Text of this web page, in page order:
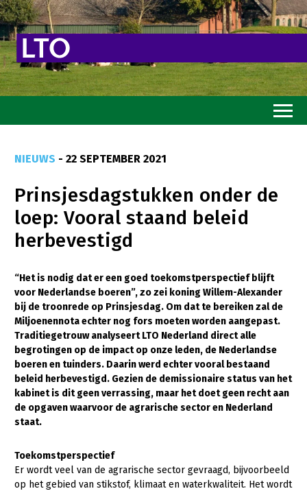
Goed eten
Mooi groen
Sterk ondernemerschap
Transitiepaden
Thema’s
Gezonde planten
Gezonde dieren
Natuur, klimaat en energie
Bodem en water
Mens, ondernemerschap en onderwijs
Internationaal
NIEUWS - 22 SEPTEMBER 2021
Prinsjesdagstukken onder de
loep: Vooral staand beleid
herbevestigd
“Het is nodig dat er een goed toekomstperspectief blijft
voor Nederlandse boeren”, zo zei koning Willem-Alexander
bij de troonrede op Prinsjesdag. Om dat te bereiken zal de
Miljoenennota echter nog fors moeten worden aangepast.
Traditiegetrouw analyseert LTO Nederland direct alle
begrotingen op de impact op onze leden, de Nederlandse
boeren en tuinders. Daarin werd echter vooral bestaand
beleid herbevestigd. Gezien de demissionaire status van het
kabinet is dit geen verrassing, maar het doet geen recht aan
de opgaven waarvoor de agrarische sector en Nederland
staat.
Toekomstperspectief
Er wordt veel van de agrarische sector gevraagd, bijvoorbeeld
op het gebied van stikstof, klimaat en waterkwaliteit. Het wordt